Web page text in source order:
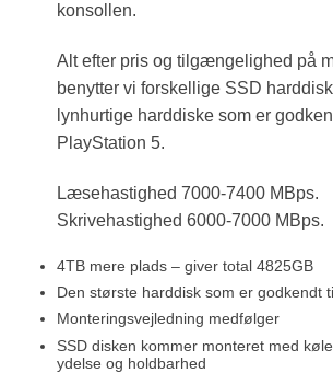
konsollen.
Alt efter pris og tilgængelighed på
benytter vi forskellige SSD
lynhurtige harddiske som er
PlayStation 5.
Læsehastighed 7000-7400 MBps.
Skrivehastighed 6000-7000 MBps.
4TB mere plads – giver total 4825GB
Den største harddisk som er godkendt
Monteringsvejledning medfølger
SSD disken kommer monteret med
ydelse og holdbarhed